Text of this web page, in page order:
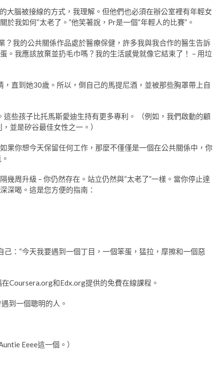
大腦被接線的方式，我理解。但他們也必須在辦公室裡有年輕女
我如何“太老了。”他笑著說，Pr是一個“年輕人的比賽”。
？我的公共關係作品處於醫療保健，許多我與我合作的醫生告訴
。我應該放棄並扔毛巾嗎？我的生活感覺就像它結束了！ – 用垃
直到她30歲。所以，倒自己的馬提尼酒，並被那些胸罩帶上自
些孩子比托馬斯愛迪生持有更多專利。 （例如，我們啟動的顧
並是矽谷最佳女性之一。）
果你想今天保留任何工作，那麼不僅僅是一個在公共關係中，你
周升級 – 你仍然存在。站立仍然與“太老了”一樣。當你停止達
深喝。這是您方便的指南：
：“今天我要遇到一個丁目，一個笨蛋，猛拉，摩擦和一個惡
Coursera.org和Edx.org提供的免費在線課程。
到一個聰明的人。
Eeee這一個。）